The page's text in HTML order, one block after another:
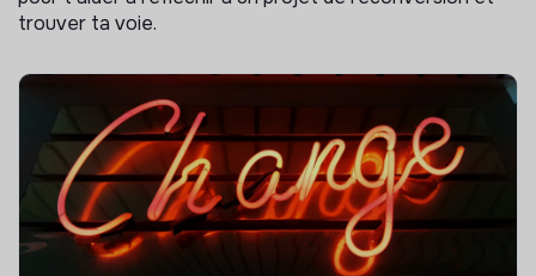
trouver ta voie.